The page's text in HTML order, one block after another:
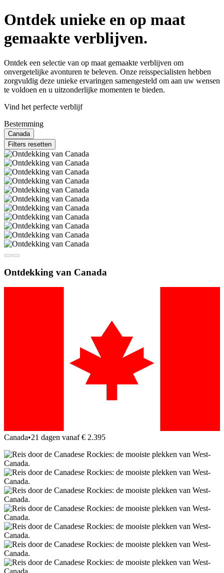
Ontdek unieke en op maat
gemaakte verblijven.
Ontdek een selectie van op maat gemaakte verblijven om
onvergetelijke avonturen te beleven. Onze reisspecialisten hebben
zorgvuldig deze unieke ervaringen samengesteld om aan uw wensen
te voldoen en u uitzonderlijke momenten te bieden.
Vind het perfecte verblijf
Bestemming
Canada
Filters resetten
Ontdekking van Canada
Canada•21 dagen vanaf € 2.395